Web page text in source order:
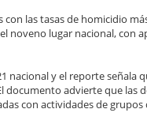
las tasas de homicidio
noveno lugar nacional, con
nacional y el reporte señala
documento advierte que las
con actividades de grupos